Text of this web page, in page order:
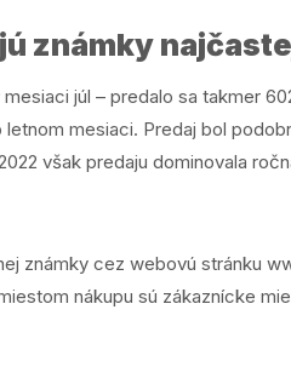
známky
júl – predalo sa takmer
mesiaci. Predaj bol
však predaju dominovala
známky cez webovú stránku
nákupu sú zákaznícke